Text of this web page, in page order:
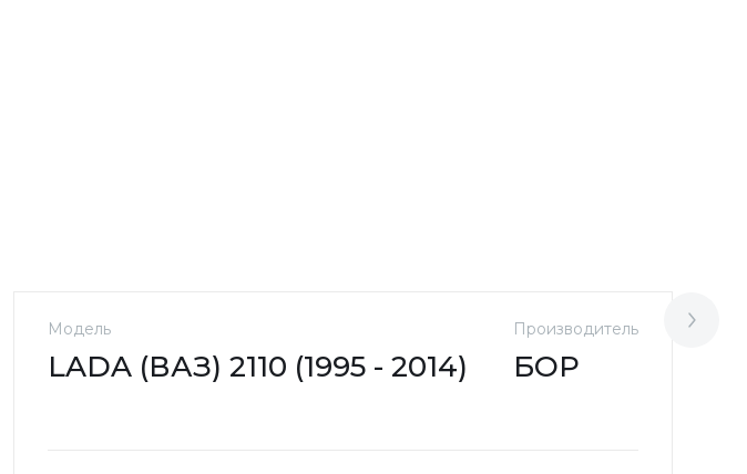
Модель
LADA (ВАЗ) 2110 (1995 - 2014)
Производитель
БОР